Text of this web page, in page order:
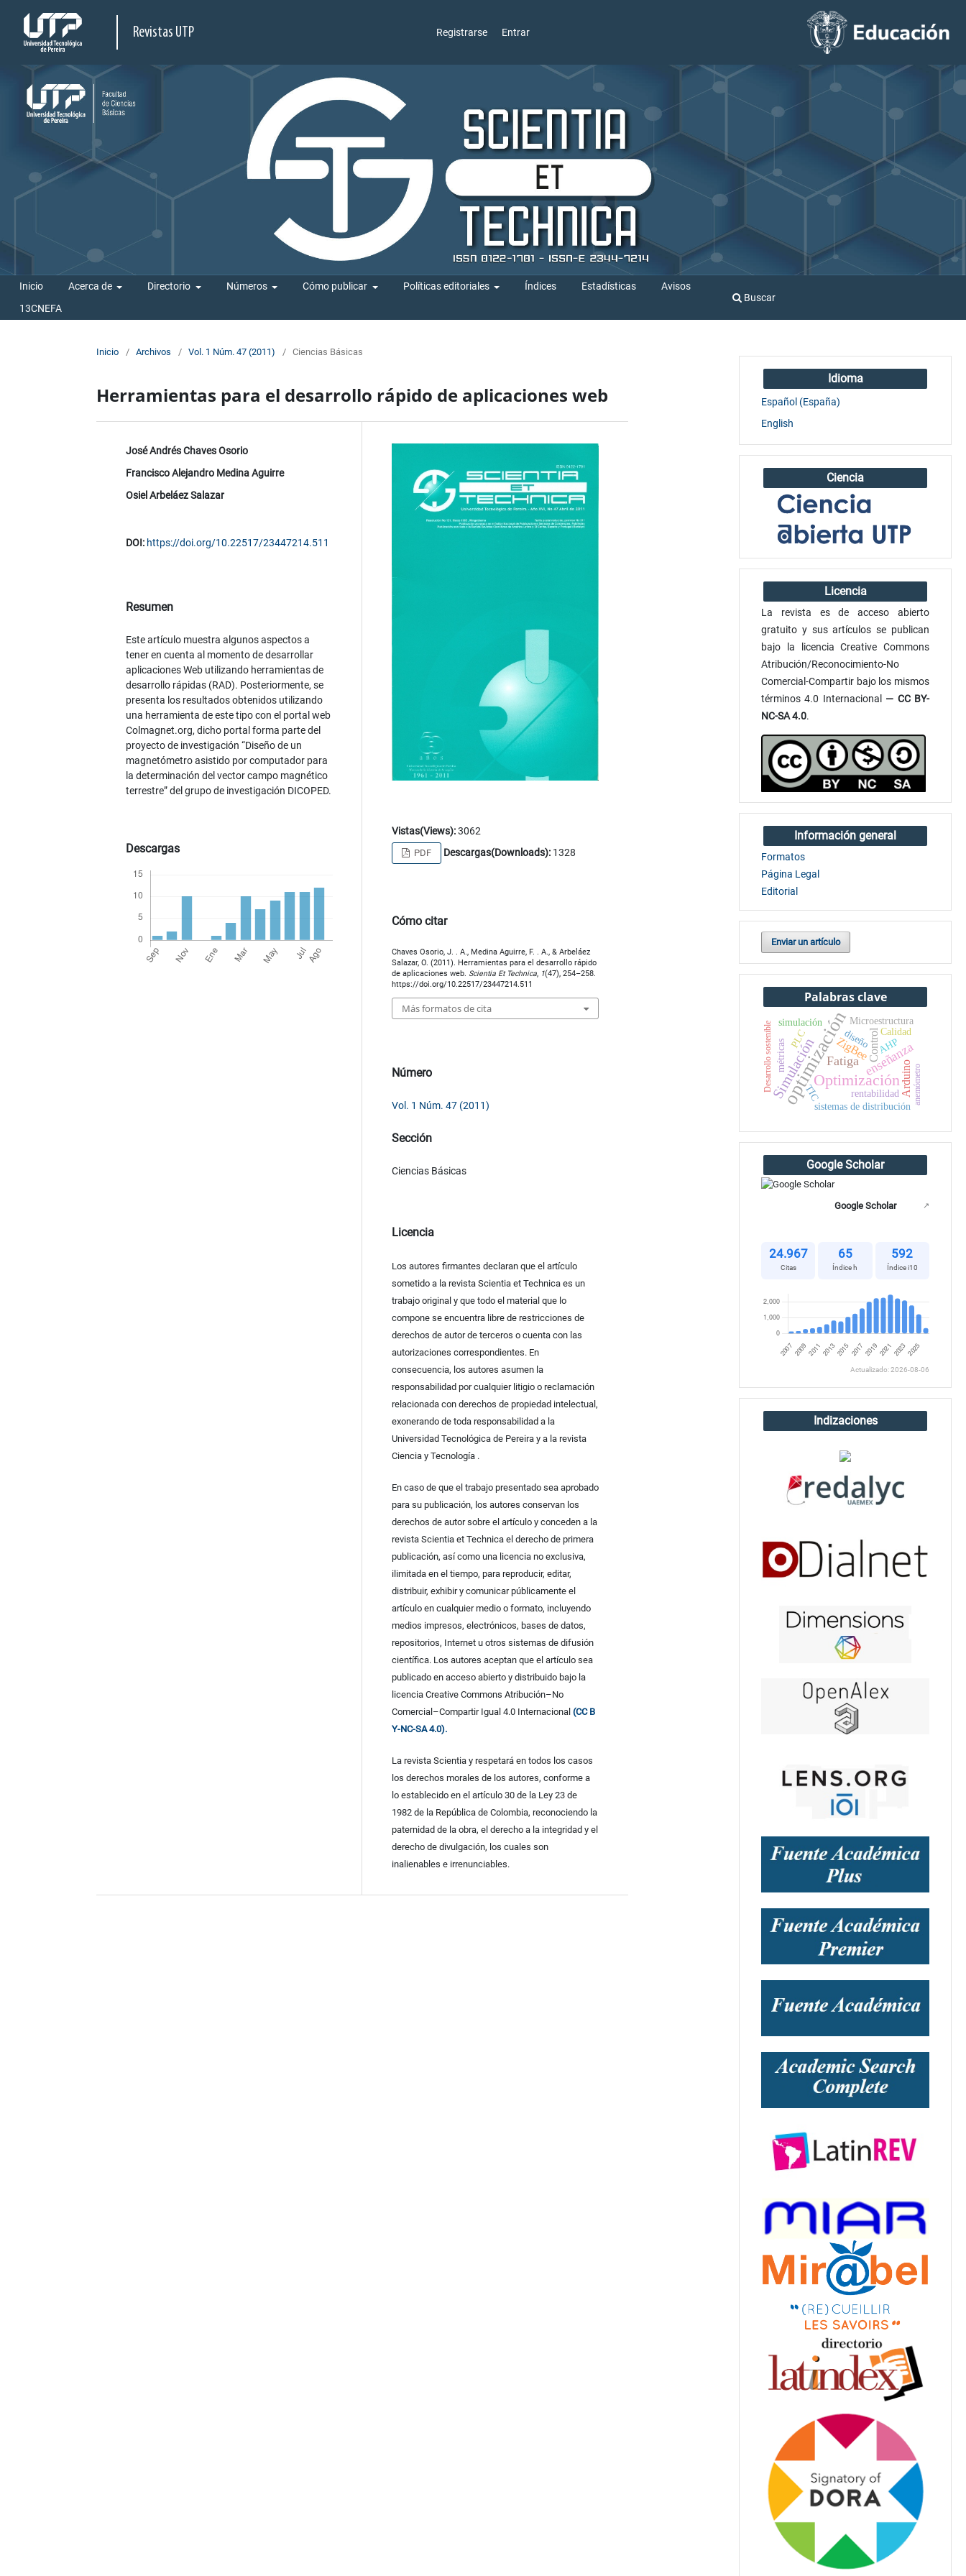
Revistas UTP Registrarse Entrar
Inicio Acerca de Directorio Números Cómo publicar Políticas editoriales Índices Estadísticas
Avisos
13CNEFA
Buscar
Inicio / Archivos / Vol. 1 Núm. 47 (2011) / Ciencias Básicas
Herramientas para el desarrollo rápido de aplicaciones web
José Andrés Chaves Osorio
Francisco Alejandro Medina Aguirre
Osiel Arbeláez Salazar
DOI: https://doi.org/10.22517/23447214.511
Resumen
Este artículo muestra algunos aspectos a
tener en cuenta al momento de desarrollar
aplicaciones Web utilizando herramientas de
desarrollo rápidas (RAD). Posteriormente, se
presenta los resultados obtenidos utilizando
una herramienta de este tipo con el portal web
Colmagnet.org, dicho portal forma parte del
proyecto de investigación “Diseño de un
magnetómetro asistido por computador para
la determinación del vector campo magnético
terrestre” del grupo de investigación DICOPED.
Descargas
Vistas(Views):3062
PDF Descargas(Downloads):1328
Cómo citar
Chaves Osorio, J. . A., Medina Aguirre, F. . A., & Arbeláez
Salazar, O. (2011). Herramientas para el desarrollo rápido
de aplicaciones web. Scientia Et Technica, 1(47), 254–258.
https://doi.org/10.22517/23447214.511
Más formatos de cita
Número
Vol. 1 Núm. 47 (2011)
Sección
Ciencias Básicas
Licencia
Los autores firmantes declaran que el artículo
sometido a la revista Scientia et Technica es un
trabajo original y que todo el material que lo
compone se encuentra libre de restricciones de
derechos de autor de terceros o cuenta con las
autorizaciones correspondientes. En
consecuencia, los autores asumen la
responsabilidad por cualquier litigio o reclamación
relacionada con derechos de propiedad intelectual,
exonerando de toda responsabilidad a la
Universidad Tecnológica de Pereira y a la revista
Ciencia y Tecnología .
En caso de que el trabajo presentado sea aprobado
para su publicación, los autores conservan los
derechos de autor sobre el artículo y conceden a la
revista Scientia et Technica el derecho de primera
publicación, así como una licencia no exclusiva,
ilimitada en el tiempo, para reproducir, editar,
distribuir, exhibir y comunicar públicamente el
artículo en cualquier medio o formato, incluyendo
medios impresos, electrónicos, bases de datos,
repositorios, Internet u otros sistemas de difusión
científica. Los autores aceptan que el artículo sea
publicado en acceso abierto y distribuido bajo la
licencia Creative Commons Atribución–No
Comercial–Compartir Igual 4.0 Internacional (CC B
Y-NC-SA 4.0).
La revista Scientia y respetará en todos los casos
los derechos morales de los autores, conforme a
lo establecido en el artículo 30 de la Ley 23 de
1982 de la República de Colombia, reconociendo la
paternidad de la obra, el derecho a la integridad y el
derecho de divulgación, los cuales son
inalienables e irrenunciables.
Idioma
Español (España)
English
Ciencia
Licencia
La revista es de acceso abierto
gratuito y sus artículos se publican
bajo la licencia Creative Commons
Atribución/Reconocimiento-No
Comercial-Compartir bajo los mismos
términos 4.0 Internacional — CC BY-
NC-SA 4.0.
Información general
Formatos
Página Legal
Editorial
Enviar un artículo
Palabras clave
optimizaciónOptimización
Simulación Fatiga enseñanza
Arduino
ZigBeeControl
métricas
TIC
sistemas de distribución
PLC
rentabilidad
simulación Microestructura
AHP
diseño Calidad
Desarrollo sostenible anemómetro
Google Scholar
Google Scholar ↗
24.967
Citas
65
Índice h
592
Índice i10
Actualizado: 2026-08-06
Indizaciones